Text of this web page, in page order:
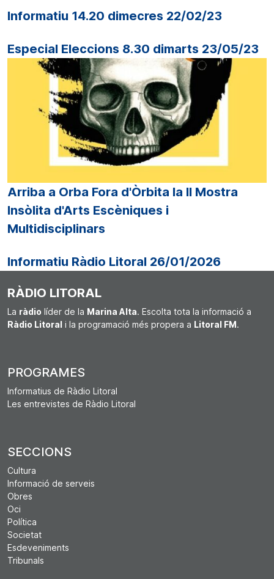
Informatiu 14.20 dimecres 22/02/23
Especial Eleccions 8.30 dimarts 23/05/23
Arriba a Orba Fora d'Òrbita la II Mostra
Insòlita d'Arts Escèniques i
Multidisciplinars
Informatiu Ràdio Litoral 26/01/2026
RÀDIO LITORAL
La ràdio líder de la Marina Alta. Escolta tota la informació a
Ràdio Litoral i la programació més propera a Litoral FM.
PROGRAMES
Informatius de Ràdio Litoral
Les entrevistes de Ràdio Litoral
SECCIONS
Cultura
Informació de serveis
Obres
Oci
Política
Societat
Esdeveniments
Tribunals